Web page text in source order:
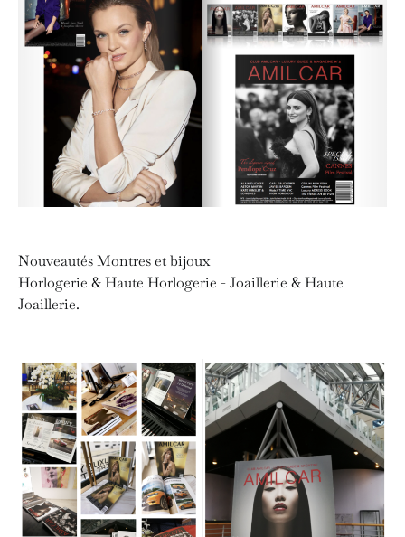
Nouveautés Montres et bijoux
Horlogerie & Haute Horlogerie - Joaillerie & Haute
Joaillerie.